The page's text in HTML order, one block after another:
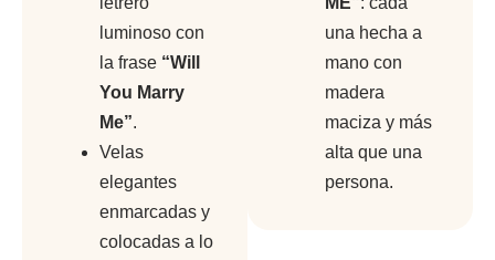
luminoso con
la frase “Will
You Marry
Me”.
Velas
elegantes
enmarcadas y
colocadas a lo
una hecha a
mano con
madera
maciza y más
alta que una
persona.